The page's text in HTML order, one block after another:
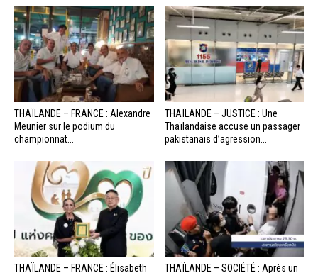
THAÏLANDE – FRANCE : Alexandre
Meunier sur le podium du
championnat...
THAÏLANDE – JUSTICE : Une
Thaïlandaise accuse un passager
pakistanais d’agression...
THAÏLANDE – FRANCE : Élisabeth
THAÏLANDE – SOCIÉTÉ : Après un